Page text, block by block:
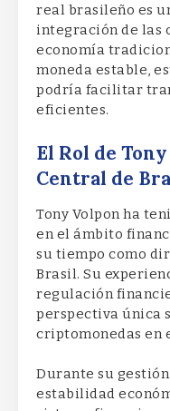
real brasileño es
integración de las
economía
moneda estable,
podría facilitar
eficientes.
El Rol de
Central de
Tony Volpon ha
en el ámbito
su tiempo como
Brasil. Su
regulación
perspectiva única
criptomonedas en
Durante su
estabilidad